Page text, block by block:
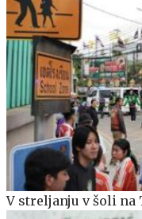
V streljanju v šoli